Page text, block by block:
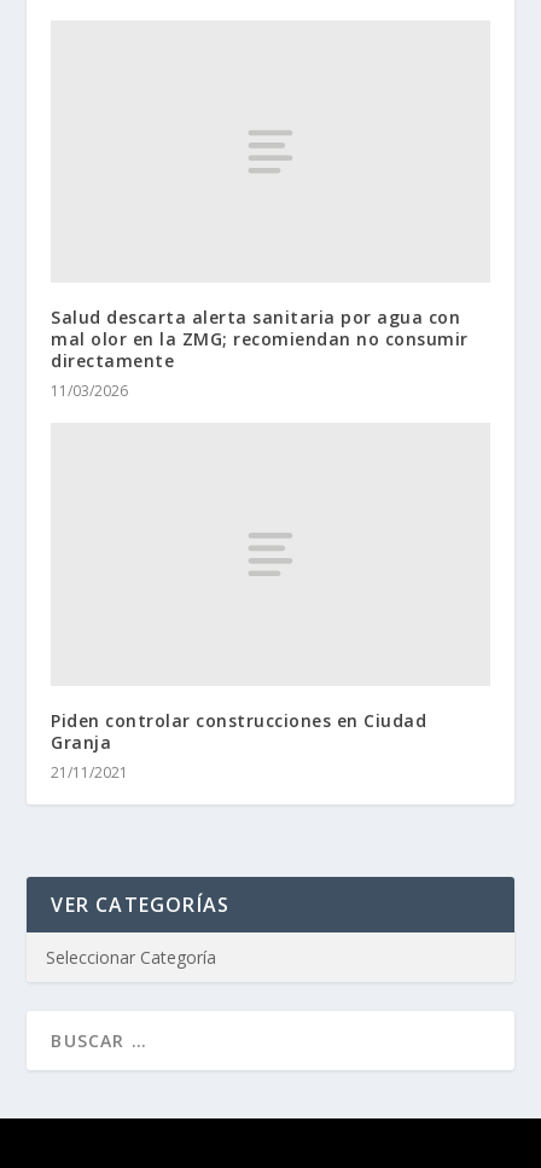
Salud descarta alerta sanitaria por agua con
mal olor en la ZMG; recomiendan no consumir
directamente
11/03/2026
Piden controlar construcciones en Ciudad
Granja
21/11/2021
VER CATEGORÍAS